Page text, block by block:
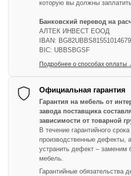
которую вы должны
Банковский перевод на
АЛТЕК ИНВЕСТ ЕООД
IBAN:
BIC: UBBSBGSF
Подробнее о способах оплаты
Официальная гарантия
Гарантия на мебель от
завода поставщика
зависимости от товарной
В течение гарантийного
производственные дефекты,
устранить дефект – заменим
мебель.
Гарантийные обязательства